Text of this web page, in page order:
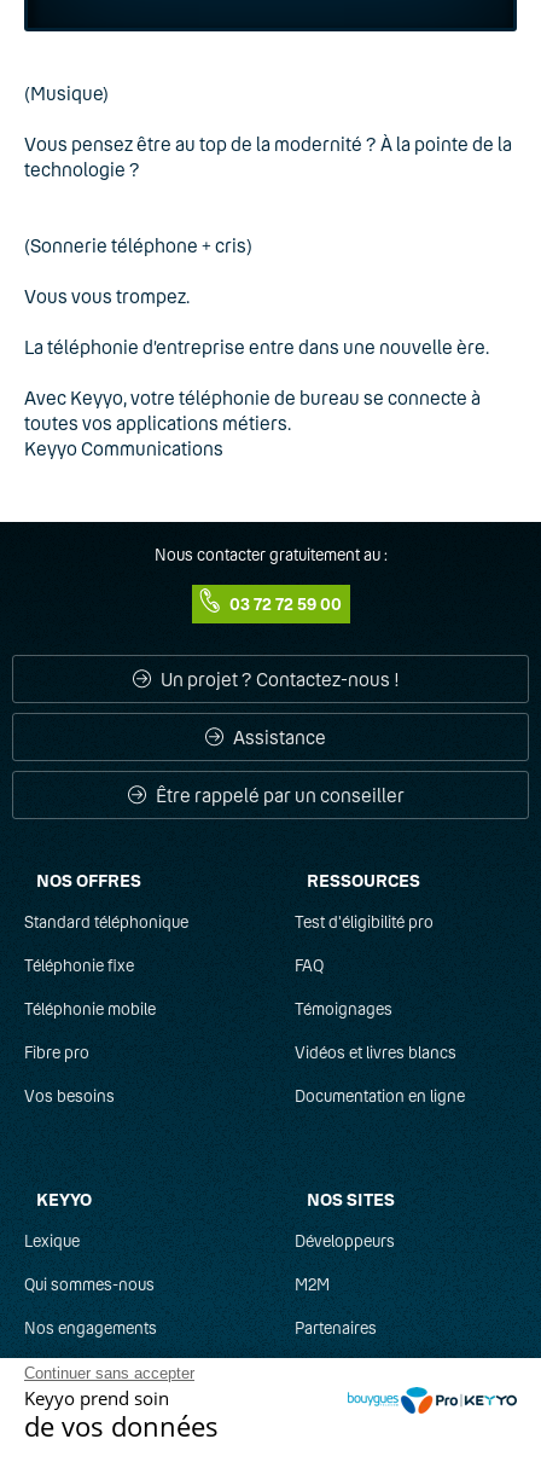
Continuer sans accepter
Keyyo prend soin
de vos données
(Musique)
Vous pensez être au top de la modernité ? À la pointe de la
technologie ?
(Sonnerie téléphone + cris)
Vous vous trompez.
La téléphonie d’entreprise entre dans une nouvelle ère.
Avec Keyyo, votre téléphonie de bureau se connecte à
toutes vos applications métiers.
Keyyo Communications
Nous contacter gratuitement au :
03 72 72 59 00
Un projet ? Contactez-nous !
Assistance
Être rappelé par un conseiller
NOS OFFRES
Standard téléphonique
Téléphonie fixe
Téléphonie mobile
Fibre pro
Vos besoins
RESSOURCES
Test d'éligibilité pro
FAQ
Témoignages
Vidéos et livres blancs
Documentation en ligne
KEYYO
Lexique
Qui sommes-nous
Nos engagements
Recrutement
Parrainage
NOS SITES
Développeurs
M2M
Partenaires